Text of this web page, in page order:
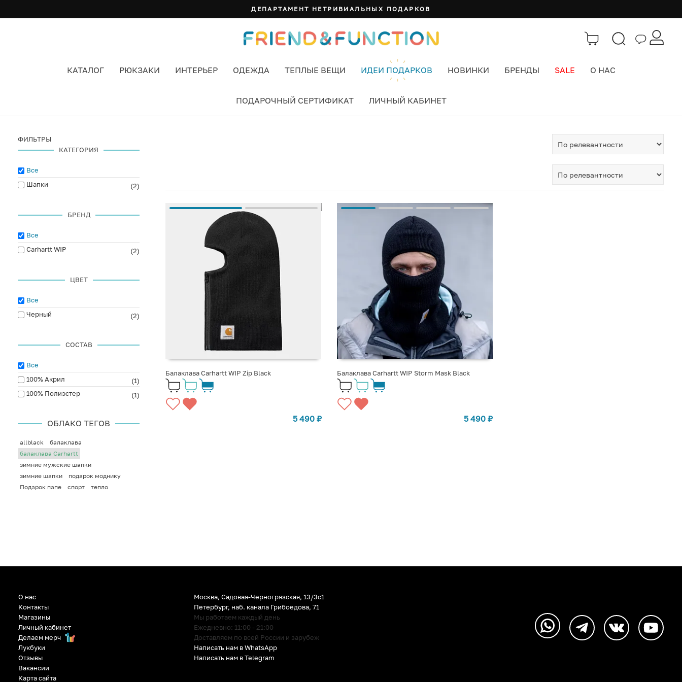
ДЕПАРТАМЕНТ НЕТРИВИАЛЬНЫХ ПОДАРКОВ
КАТАЛОГ РЮКЗАКИ ИНТЕРЬЕР ОДЕЖДА ТЕПЛЫЕ ВЕЩИ ИДЕИ ПОДАРКОВ НОВИНКИ БРЕНДЫ SALE О НАС
ПОДАРОЧНЫЙ СЕРТИФИКАТ ЛИЧНЫЙ КАБИНЕТ
ФИЛЬТРЫ
КАТЕГОРИЯ
Все
Шапки
(2)
БРЕНД
Все
Carhartt WIP
(2)
ЦВЕТ
Все
Черный
(2)
СОСТАВ
Все
100% Акрил
(1)
100% Полиэстер
(1)
ОБЛАКО ТЕГОВ
allblack
балаклава
балаклава Carhartt
зимние мужские шапки
зимние шапки
подарок моднику
Подарок папе
спорт тепло
Балаклава Carhartt WIP Zip Black
5 490 ₽
Балаклава Carhartt WIP Storm Mask Black
5 490 ₽
О нас
Контакты
Магазины
Личный кабинет
Делаем мерч
Лукбуки
Отзывы
Вакансии
Карта сайта
Москва, Садовая-Черногрязская, 13/3c1
Петербург, наб. канала Грибоедова, 71
Мы работаем каждый день
Ежедневно: 11:00 - 21:00
Доставляем по всей России и зарубеж
Написать нам в WhatsApp
Написать нам в Telegram